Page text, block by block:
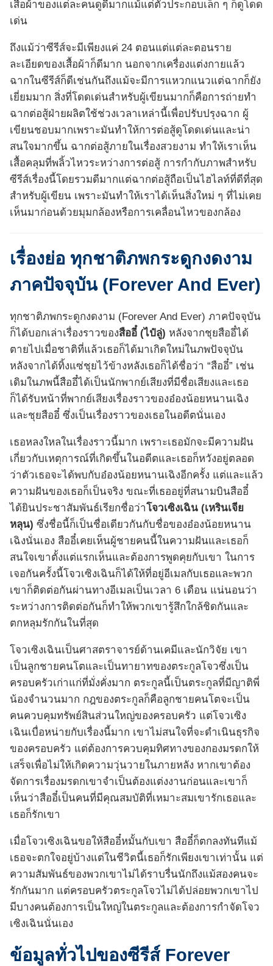
เสื้อผ้าของแต่ละคนดูดีมากแม้แต่ตัวประกอบเล็ก ๆ ก็ดูโดด
เด่น
ถึงแม้ว่าซีรีส์จะมีเพียงแค่ 24 ตอนแต่แต่ละตอนราย
ละเอียดของเสื้อผ้าก็ดีมาก นอกจากเครื่องแต่งกายแล้ว
ฉากในซีรีส์ก็ดีเช่นกันถึงแม้จะมีการแหวกแนวแต่ฉากก็ยัง
เยี่ยมมาก สิ่งที่โดดเด่นสำหรับผู้เขียนมากก็คือการถ่ายทำ
ฉากต่อสู้ฝ่ายผลิตใช้ช่วงเวลาเหล่านี้เพื่อปรับปรุงฉาก ผู้
เขียนชอบมากเพราะมันทำให้การต่อสู้ดูโดดเด่นและน่า
สนใจมากขึ้น ฉากต่อสู้ภายในเรื่องสวยงาม ทำให้เราเห็น
เสื้อคลุมที่พลิ้วไหวระหว่างการต่อสู้ การกำกับภาพสำหรับ
ซีรีส์เรื่องนี้โดยรวมดีมากแต่ฉากต่อสู้ถือเป็นไฮไลท์ที่ดีที่สุด
สำหรับผู้เขียน เพราะมันทำให้เราได้เห็นสิ่งใหม่ ๆ ที่ไม่เคย
เห็นมาก่อนด้วยมุมกล้องหรือการเคลื่อนไหวของกล้อง
เรื่องย่อ ทุกชาติภพกระดูกงดงาม
ภาคปัจจุบัน (Forever And Ever)
ทุกชาติภพกระดูกงดงาม (Forever And Ever) ภาคปัจจุบัน
ก็ได้บอกเล่าเรื่องราวของสืออี๋ (ไป๋ลู่) หลังจากชุยสืออี๋ได้
ตายไปเมื่อชาติที่แล้วเธอก็ได้มาเกิดใหม่ในภพปัจจุบัน
หลังจากได้ทิ้งแซ่ชุยไว้ข้างหลังเธอก็ได้ชื่อว่า “สืออี๋” เช่น
เดิมในภพนี้สืออี๋ได้เป็นนักพากย์เสียงที่มีชื่อเสียงและเธอ
ก็ได้รับหน้าที่พากย์เสียงเรื่องราวของอ๋องน้อยหนานเฉิง
และชุยสืออี๋ ซึ่งเป็นเรื่องราวของเธอในอดีตนั่นเอง
เธอหลงใหลในเรื่องราวนี้มาก เพราะเธอมักจะมีความฝัน
เกี่ยวกับเหตุการณ์ที่เกิดขึ้นในอดีตและเธอก็หวังอยู่ตลอด
ว่าตัวเธอจะได้พบกับอ๋องน้อยหนานเฉิงอีกครั้ง แต่และแล้ว
ความฝันของเธอก็เป็นจริง ขณะที่เธออยู่ที่สนามบินสืออี๋
ได้ยินประชาสัมพันธ์เรียกชื่อว่า โจวเซิงเฉิน (เหรินเจีย
หลุน) ซึ่งชื่อนี้ก็เป็นชื่อเดียวกันกับชื่อของอ๋องน้อยหนาน
เฉิงนั่นเอง สืออี๋เคยเห็นผู้ชายคนนี้ในความฝันและเธอก็
สนใจเขาตั้งแต่แรกเห็นและต้องการพูดคุยกับเขา ในการ
เจอกันครั้งนี้โจวเซิงเฉินก็ได้ให้ที่อยู่อีเมลกับเธอและพวก
เขาก็ติดต่อกันผ่านทางอีเมลเป็นเวลา 6 เดือน แน่นอนว่า
ระหว่างการติดต่อกันก็ทำให้พวกเขารู้สึกใกล้ชิดกันและ
ตกหลุมรักกันในที่สุด
โจวเซิงเฉินเป็นศาสตราจารย์ด้านเคมีและนักวิจัย เขา
เป็นลูกชายคนโตและเป็นทายาทของตระกูลโจวซึ่งเป็น
ครอบครัวเก่าแก่ที่มั่งคั่งมาก ตระกูลนี้เป็นตระกูลที่มีญาติพี่
น้องจำนวนมาก กฎของตระกูลก็คือลูกชายคนโตจะเป็น
คนควบคุมทรัพย์สินส่วนใหญ่ของครอบครัว แต่โจวเซิง
เฉินเบื่อหน่ายกับเรื่องนี้มาก เขาไม่สนใจที่จะดำเนินธุรกิจ
ของครอบครัว แต่ต้องการควบคุมทิศทางของกองมรดกให้
เสร็จเพื่อไม่ให้เกิดความวุ่นวายในภายหลัง หากเขาต้อง
จัดการเรื่องมรดกเขาจำเป็นต้องแต่งงานก่อนและเขาก็
เห็นว่าสืออี๋เป็นคนที่มีคุณสมบัติที่เหมาะสมเขารักเธอและ
เธอก็รักเขา
เมื่อโจวเซิงเฉินขอให้สืออี๋หมั้นกับเขา สืออี๋ก็ตกลงทันทีแม้
เธอจะตกใจอยู่บ้างแต่ในชีวิตนี้เธอก็รักเพียงเขาเท่านั้น แต่
ความสัมพันธ์ของพวกเขาไม่ได้ราบรื่นนักถึงแม้สองคนจะ
รักกันมาก แต่ครอบครัวตระกูลโจวไม่ได้ปล่อยพวกเขาไป
มีบางคนต้องการเป็นใหญ่ในตระกูลและต้องการกำจัดโจว
เซิงเฉินนั่นเอง
ข้อมูลทั่วไปของซีรีส์ Forever